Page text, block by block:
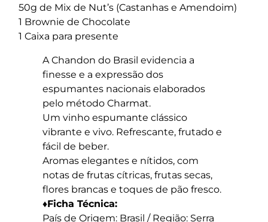
50g de Mix de Nut’s (Castanhas e Amendoim)
1 Brownie de Chocolate
1 Caixa para presente
A Chandon do Brasil evidencia a
finesse e a expressão dos
espumantes nacionais elaborados
pelo método Charmat.
Um vinho espumante clássico
vibrante e vivo. Refrescante, frutado e
fácil de beber.
Aromas elegantes e nítidos, com
notas de frutas cítricas, frutas secas,
flores brancas e toques de pão fresco.
♦Ficha Técnica:
País de Origem: Brasil / Região: Serra